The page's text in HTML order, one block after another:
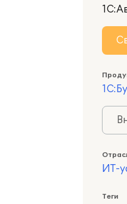
ИТ-
Теги